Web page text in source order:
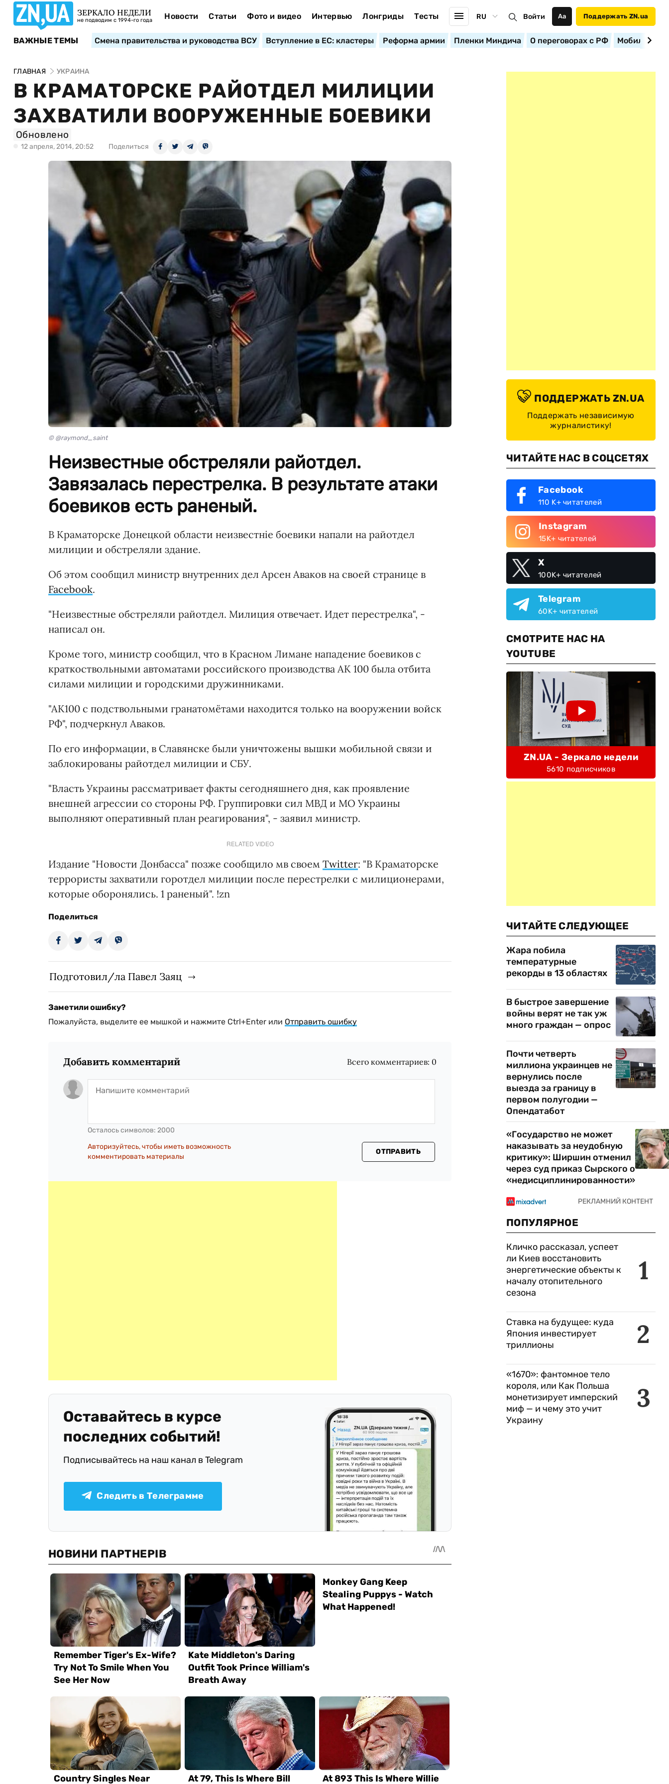
ЗЕРКАЛО НЕДЕЛИ
не подводим с 1994-го года Новости Статьи Фото и видео Интервью Лонгриды Тесты RU Войти Аа Поддержать ZN.ua
ВАЖНЫЕ ТЕМЫ Смена правительства и руководства ВСУ Вступление в ЕС: кластеры Реформа армии Пленки Миндича О переговорах с РФ
ГЛАВНАЯ УКРАИНА
В КРАМАТОРСКЕ РАЙОТДЕЛ МИЛИЦИИ
ЗАХВАТИЛИ ВООРУЖЕННЫЕ БОЕВИКИ
Обновлено
12 апреля, 2014, 20:52 Поделиться
© @raymond_saint
Неизвестные обстреляли райотдел.
Завязалась перестрелка. В результате атаки
боевиков есть раненый.
В Краматорске Донецкой области неизвестніе боевики напали на райотдел
милиции и обстреляли здание.
Об этом сообщил министр внутренних дел Арсен Аваков на своей странице в
Facebook.
"Неизвестные обстреляли райотдел. Милиция отвечает. Идет перестрелка", -
написал он.
Кроме того, министр сообщил, что в Красном Лимане нападение боевиков с
краткоствольными автоматами российского производства АК 100 была отбита
силами милиции и городскими дружинниками.
"АК100 с подствольными гранатомётами находится только на вооружении войск
РФ", подчеркнул Аваков.
По его информации, в Славянске были уничтожены вышки мобильной связи и
заблокированы райотдел милиции и СБУ.
"Власть Украины рассматривает факты сегодняшнего дня, как проявление
внешней агрессии со стороны РФ. Группировки сил МВД и МО Украины
выполняют оперативный план реагирования", - заявил министр.
RELATED VIDEO
Издание "Новости Донбасса" позже сообщило мв своем Twitter: "В Краматорске
террористы захватили горотдел милиции после перестрелки с милиционерами,
которые оборонялись. 1 раненый". !zn
Поделиться
Подготовил/ла Павел Заяц
Заметили ошибку?
Пожалуйста, выделите ее мышкой и нажмите Ctrl+Enter или Отправить ошибку
Добавить комментарий Всего комментариев: 0
Осталось символов: 2000
Авторизуйтесь, чтобы иметь возможность
комментировать материалы
ОТПРАВИТЬ
Оставайтесь в курсе
последних событий!
Подписывайтесь на наш канал в Telegram
Следить в Телеграмме
ПОДДЕРЖАТЬ ZN.UA
Поддержать независимую
журналистику!
ЧИТАЙТЕ НАС В СОЦСЕТЯХ
Facebook
110 K+ читателей
Instagram
15K+ читателей
X
100K+ читателей
Telegram
60K+ читателей
СМОТРИТЕ НАС НА
YOUTUBE
ZN.UA - Зеркало недели
5610 подписчиков
ЧИТАЙТЕ СЛЕДУЮЩЕЕ
Жара побила
температурные
рекорды в 13 областях
В быстрое завершение
войны верят не так уж
много граждан — опрос
Почти четверть
миллиона украинцев не
вернулись после
выезда за границу в
первом полугодии —
Опендатабот
«Государство не может
наказывать за неудобную
критику»: Ширшин отменил
через суд приказ Сырского о
«недисциплинированности»
ПОПУЛЯРНОЕ
1
Кличко рассказал, успеет
ли Киев восстановить
энергетические объекты к
началу отопительного
сезона
2
Ставка на будущее: куда
Япония инвестирует
триллионы
3
«1670»: фантомное тело
короля, или Как Польша
монетизирует имперский
миф — и чему это учит
Украину